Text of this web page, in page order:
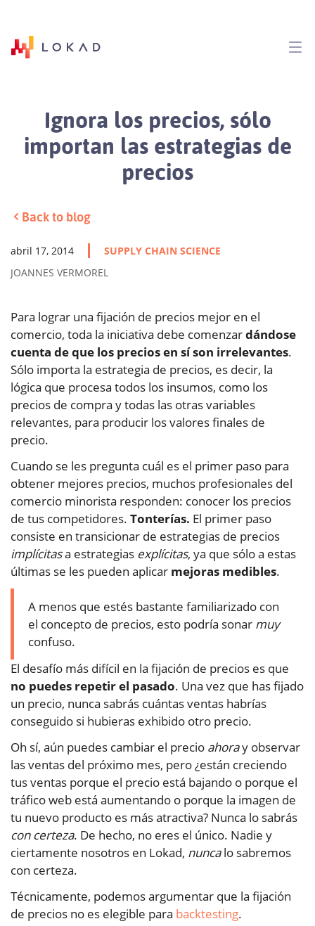
Ignora los precios, sólo
importan las estrategias de
precios
Back to blog
abril 17, 2014
SUPPLY CHAIN SCIENCE
JOANNES VERMOREL
Para lograr una fijación de precios mejor en el
comercio, toda la iniciativa debe comenzardándose
cuenta de que los precios en sí son irrelevantes.
Sólo importa la estrategia de precios, es decir, la
lógica que procesa todos los insumos, como los
precios de compra y todas las otras variables
relevantes, para producir los valores finales de
precio.
Cuando se les pregunta cuál es el primer paso para
obtener mejores precios, muchos profesionales del
comercio minorista responden: conocer los precios
de tus competidores. Tonterías. El primer paso
consiste en transicionar de estrategias de precios
implícitasa estrategias explícitas, ya que sólo a estas
últimas se les pueden aplicar mejoras medibles.
A menos que estés bastante familiarizado con
el concepto de precios, esto podría sonar muy
confuso.
El desafío más difícil en la fijación de precios es que
no puedes repetir el pasado. Una vez que has fijado
un precio, nunca sabrás cuántas ventas habrías
conseguido si hubieras exhibido otro precio.
Oh sí, aún puedes cambiar el precio ahoray observar
las ventas del próximo mes, pero ¿están creciendo
tus ventas porque el precio está bajando o porque el
tráfico web está aumentando o porque la imagen de
tu nuevo producto es más atractiva? Nunca lo sabrás
con certeza. De hecho, no eres el único. Nadie y
ciertamente nosotros en Lokad, nuncalo sabremos
con certeza.
Técnicamente, podemos argumentar que la fijación
de precios no es elegible para backtesting.